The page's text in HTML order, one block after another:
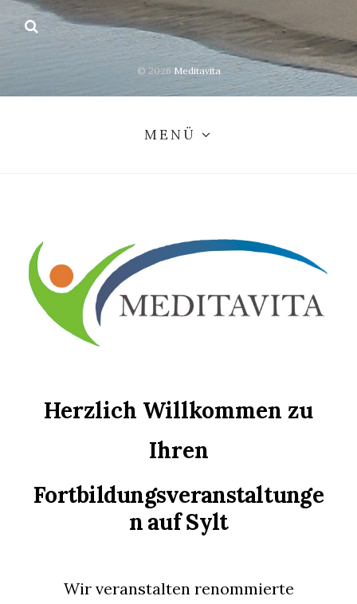
© 2026 Meditavita
MENÜ
Herzlich Willkommen zu
Ihren
Fortbildungsveranstaltunge
n auf Sylt
Wir veranstalten renommierte